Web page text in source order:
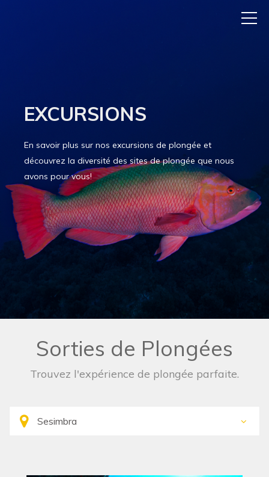
EXCURSIONS
En savoir plus sur nos excursions de plongée et
découvrez la diversité des sites de plongée que nous
avons pour vous!
Sorties de Plongées
Trouvez l'expérience de plongée parfaite.